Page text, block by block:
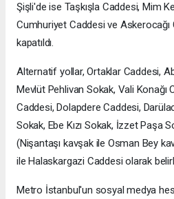
Şişli'de ise Taşkışla Caddesi, Mim
Cumhuriyet Caddesi ve
kapatıldı.
Alternatif yollar, Ortaklar Caddesi,
Mevlüt Pehlivan Sokak, Vali Konağı
Caddesi, Dolapdere Caddesi,
Sokak, Ebe Kızı Sokak, İzzet Paşa
(Nişantaşı kavşak ile Osman Bey
ile Halaskargazi Caddesi olarak
Metro İstanbul'un sosyal medya